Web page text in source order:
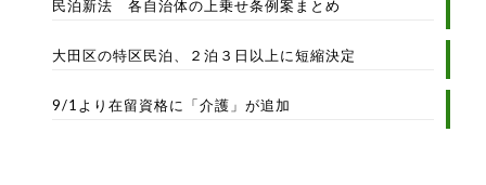
民泊新法 各自治体の上乗せ条例案まとめ
大田区の特区民泊、２泊３日以上に短縮決定
9/1より在留資格に「介護」が追加